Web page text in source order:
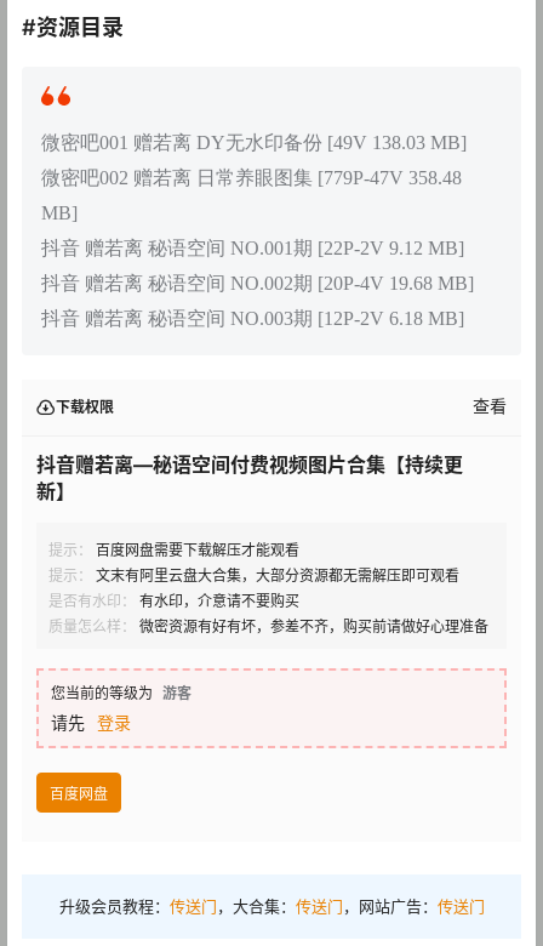
#资源目录
微密吧001 赠若离 DY无水印备份 [49V 138.03 MB]
微密吧002 赠若离 日常养眼图集 [779P-47V 358.48
MB]
抖音 赠若离 秘语空间 NO.001期 [22P-2V 9.12 MB]
抖音 赠若离 秘语空间 NO.002期 [20P-4V 19.68 MB]
抖音 赠若离 秘语空间 NO.003期 [12P-2V 6.18 MB]
下载权限 查看
抖音赠若离—秘语空间付费视频图片合集【持续更
新】
提示：
百度网盘需要下载解压才能观看
提示：
文末有阿里云盘大合集，大部分资源都无需解压即可观看
是否有水印：
有水印，介意请不要购买
质量怎么样：
微密资源有好有坏，参差不齐，购买前请做好心理准备
您当前的等级为 游客
请先 登录
百度网盘
升级会员教程： 传送门，大合集： 传送门，网站广告： 传送门